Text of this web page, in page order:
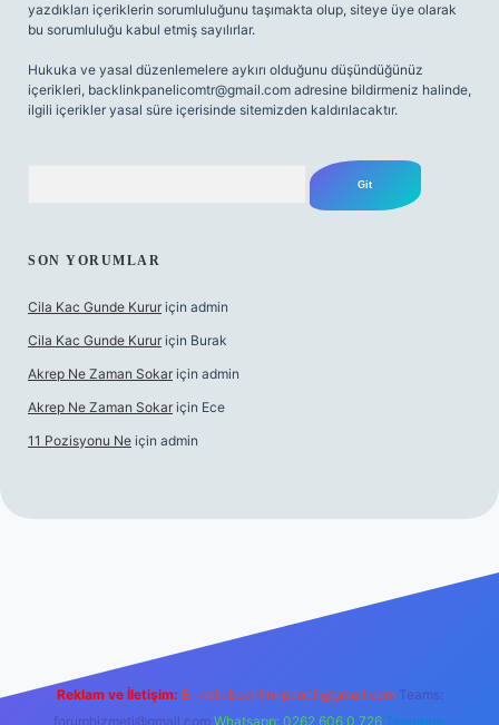
yazdıkları içeriklerin sorumluluğunu taşımakta olup, siteye üye olarak
bu sorumluluğu kabul etmiş sayılırlar.
Hukuka ve yasal düzenlemelere aykırı olduğunu düşündüğünüz
içerikleri, backlinkpanelicomtr@gmail.com adresine bildirmeniz halinde,
ilgili içerikler yasal süre içerisinde sitemizden kaldırılacaktır.
SON YORUMLAR
Cila Kac Gunde Kurur için admin
Cila Kac Gunde Kurur için Burak
Akrep Ne Zaman Sokar için admin
Akrep Ne Zaman Sokar için Ece
11 Pozisyonu Ne için admin
Reklam ve İletişim: E-mail: backlinkpaneli@gmail.com Teams:
forumhizmeti@gmail.com Whatsapp: 0262 606 0 726 Telegram: